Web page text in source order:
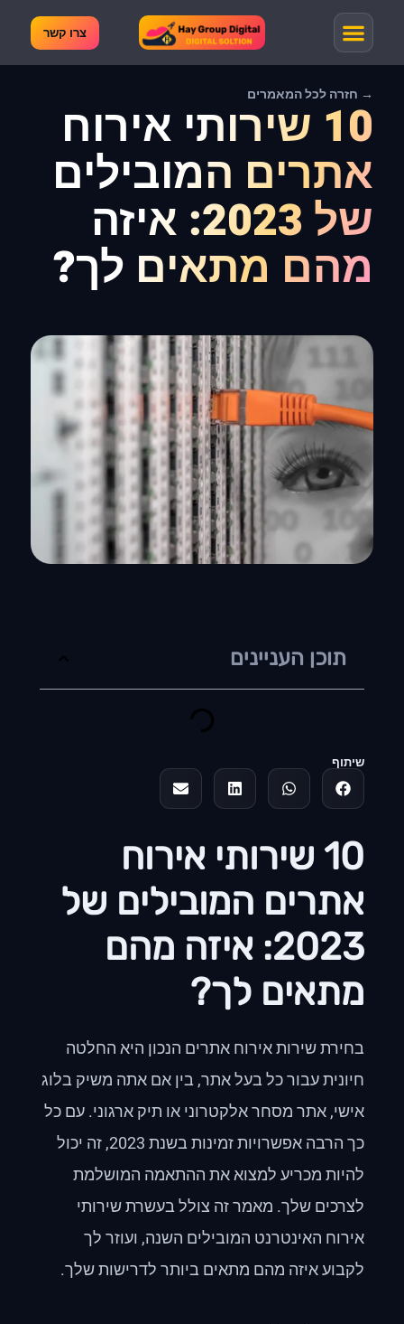
צרו קשר
→ חזרה לכל המאמרים
10 שירותי אירוח
אתרים המובילים
של 2023: איזה
מהם מתאים לך?
תוכן העניינים
שיתוף
10 שירותי אירוח
אתרים המובילים של
2023: איזה מהם
מתאים לך?
בחירת שירות אירוח אתרים הנכון היא החלטה
חיונית עבור כל בעל אתר, בין אם אתה משיק בלוג
אישי, אתר מסחר אלקטרוני או תיק ארגוני. עם כל
כך הרבה אפשרויות זמינות בשנת 2023, זה יכול
להיות מכריע למצוא את ההתאמה המושלמת
לצרכים שלך. מאמר זה צולל בעשרת שירותי
אירוח האינטרנט המובילים השנה, ועוזר לך
לקבוע איזה מהם מתאים ביותר לדרישות שלך.